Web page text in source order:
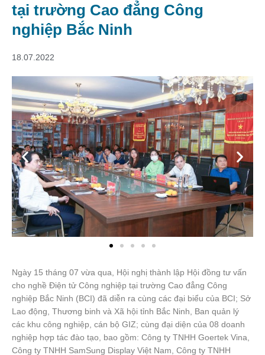
tại trường Cao đẳng Công
nghiệp Bắc Ninh
18.07.2022
Ngày 15 tháng 07 vừa qua, Hội nghị thành lập Hội đồng tư vấn
cho nghề Điện tử Công nghiệp tại trường Cao đẳng Công
nghiệp Bắc Ninh (BCI) đã diễn ra cùng các đại biểu của BCI; Sở
Lao động, Thương binh và Xã hội tỉnh Bắc Ninh, Ban quản lý
các khu công nghiệp, cán bộ GIZ; cùng đại diện của 08 doanh
nghiệp hợp tác đào tạo, bao gồm: Công ty TNHH Goertek Vina,
Công ty TNHH SamSung Display Việt Nam, Công ty TNHH